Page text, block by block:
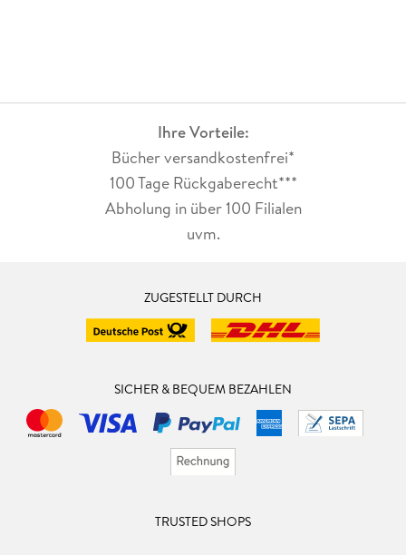
Ihre Vorteile:
Bücher versandkostenfrei*
100 Tage Rückgaberecht***
Abholung in über 100 Filialen
uvm.
ZUGESTELLT DURCH
SICHER & BEQUEM BEZAHLEN
TRUSTED SHOPS